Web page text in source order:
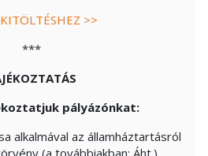
>>
***
pályázónkat:
alkalmával az államháztartásról